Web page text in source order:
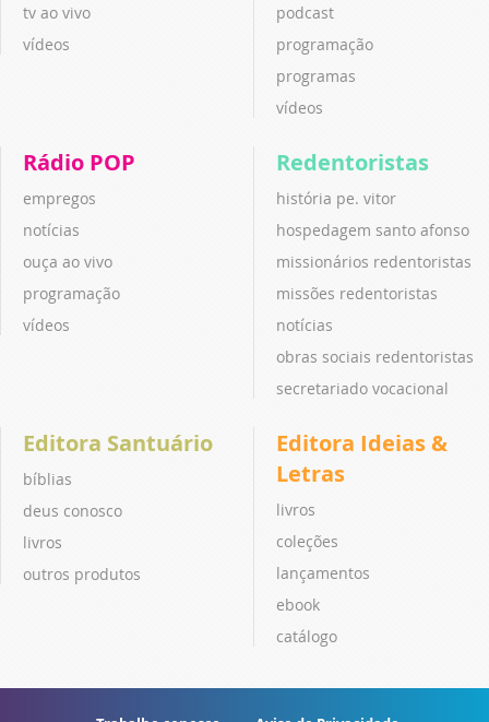
tv ao vivo
vídeos
podcast
programação
programas
vídeos
Rádio POP
empregos
notícias
ouça ao vivo
programação
vídeos
Redentoristas
história pe. vitor
hospedagem santo afonso
missionários redentoristas
missões redentoristas
notícias
obras sociais redentoristas
secretariado vocacional
Editora Santuário
bíblias
deus conosco
livros
outros produtos
Editora Ideias &
Letras
livros
coleções
lançamentos
ebook
catálogo